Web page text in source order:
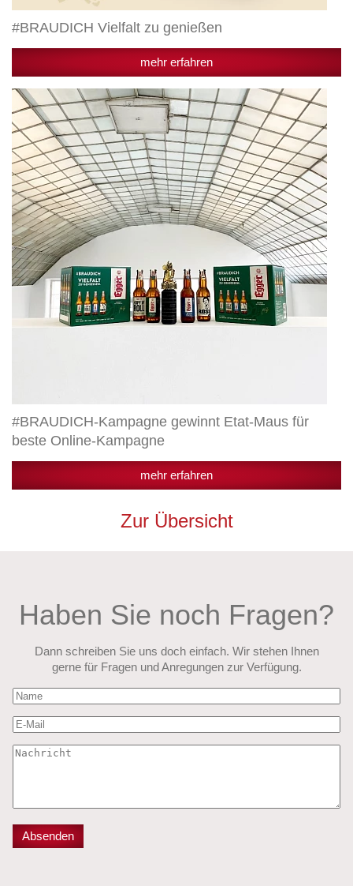
#BRAUDICH Vielfalt zu genießen
mehr erfahren
#BRAUDICH-
Kampagne
gewinnt
Etat-
Maus
für
beste
Online-
Kampagne
#BRAUDICH-Kampagne gewinnt Etat-Maus für
beste Online-Kampagne
mehr erfahren
Zur Übersicht
Haben Sie noch Fragen?
Dann schreiben Sie uns doch einfach. Wir stehen Ihnen
gerne für Fragen und Anregungen zur Verfügung.